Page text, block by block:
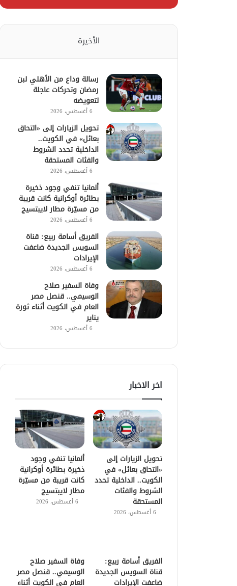
الأخيرة
رسالة وداع من الأهلي لبن
رمضان وتحركات عاجلة
لتعويضه
6 أغسطس، 2026
تحويل الزيارات إلى «التحاق
بعائل» في الكويت..
الداخلية تحدد الشروط
والفئات المستحقة
6 أغسطس، 2026
ألمانيا تنفي وجود ذخيرة
بطائرة أوكرانية كانت قريبة
من مسيّرة مطار لايبتسيج
6 أغسطس، 2026
الفريق أسامة ربيع: قناة
السويس الجديدة ضاعفت
الإيرادات
6 أغسطس، 2026
وفاة السفير صلاح
الوسيمي.. قنصل مصر
العام في الكويت أثناء ثورة
يناير
6 أغسطس، 2026
اخر الاخبار
تحويل الزيارات إلى
«التحاق بعائل» في
الكويت.. الداخلية تحدد
الشروط والفئات
المستحقة
6 أغسطس، 2026
ألمانيا تنفي وجود
ذخيرة بطائرة أوكرانية
كانت قريبة من مسيّرة
مطار لايبتسيج
6 أغسطس، 2026
الفريق أسامة ربيع:
قناة السويس الجديدة
ضاعفت الإيرادات
وفاة السفير صلاح
الوسيمي.. قنصل مصر
العام في الكويت أثناء